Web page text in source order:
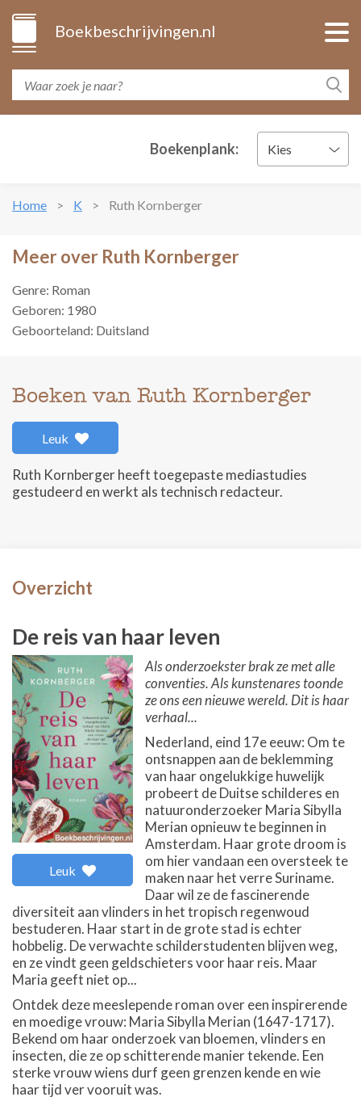
Boekbeschrijvingen.nl
Boekenplank: Kies
Home K Ruth Kornberger
Meer over Ruth Kornberger
Genre: Roman
Geboren: 1980
Geboorteland: Duitsland
Boeken van Ruth Kornberger
Leuk
Ruth Kornberger heeft toegepaste mediastudies
gestudeerd en werkt als technisch redacteur.
Overzicht
De reis van haar leven
Leuk
Als onderzoekster brak ze met alle
conventies. Als kunstenares toonde
ze ons een nieuwe wereld. Dit is haar
verhaal...
Nederland, eind 17e eeuw: Om te
ontsnappen aan de beklemming
van haar ongelukkige huwelijk
probeert de Duitse schilderes en
natuuronderzoeker Maria Sibylla
Merian opnieuw te beginnen in
Amsterdam. Haar grote droom is
om hier vandaan een oversteek te
maken naar het verre Suriname.
Daar wil ze de fascinerende
diversiteit aan vlinders in het tropisch regenwoud
bestuderen. Haar start in de grote stad is echter
hobbelig. De verwachte schilderstudenten blijven weg,
en ze vindt geen geldschieters voor haar reis. Maar
Maria geeft niet op...
Ontdek deze meeslepende roman over een inspirerende
en moedige vrouw: Maria Sibylla Merian (1647-1717).
Bekend om haar onderzoek van bloemen, vlinders en
insecten, die ze op schitterende manier tekende. Een
sterke vrouw wiens durf geen grenzen kende en wie
haar tijd ver vooruit was.